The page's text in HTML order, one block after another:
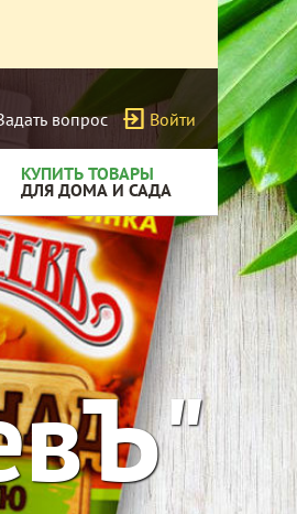
вопрос Войти
КУПИТЬ ТОВАРЫ
ДЛЯ ДОМА И САДА